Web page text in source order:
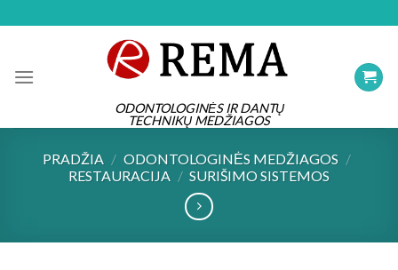
ODONTOLOGINĖS IR DANTŲ
TECHNIKŲ MEDŽIAGOS
PRADŽIA / ODONTOLOGINĖS MEDŽIAGOS /
RESTAURACIJA / SURIŠIMO SISTEMOS